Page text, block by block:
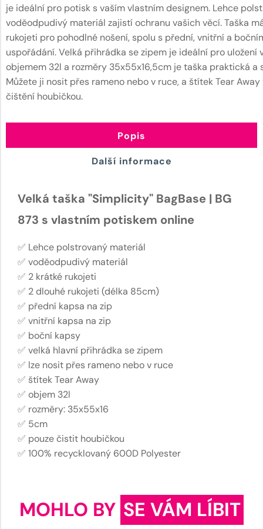
je ideální pro potisk s vaším vlastním designem. Lehce
voděodpudivý materiál zajistí ochranu vašich věcí. Taška
rukojeti pro pohodlné nošení, spolu s přední, vnitřní a
uspořádání. Velká přihrádka se zipem je ideální pro uložení
objemem 32l a rozměry 35x55x16,5cm je taška praktická a
Můžete ji nosit přes rameno nebo v ruce, a štítek Tear
čištění houbičkou.
Popis
Další informace
Velká taška "Simplicity" BagBase | BG
873 s vlastním potiskem online
✅ Lehce polstrovaný materiál
✅ voděodpudivý materiál
✅ 2 krátké rukojeti
✅ 2 dlouhé rukojeti (délka 85cm)
✅ přední kapsa na zip
✅ vnitřní kapsa na zip
✅ boční kapsy
✅ velká hlavní přihrádka se zipem
✅ lze nosit přes rameno nebo v ruce
✅ štítek Tear Away
✅ objem 32l
✅ rozměry: 35x55x16
✅ 5cm
✅ pouze čistit houbičkou
✅ 100% recycklovaný 600D Polyester
MOHLO BY SE VÁM LÍBIT